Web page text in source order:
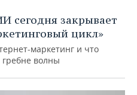
сегодня закрывает
цикл»
маркетинг и что
гребне волны